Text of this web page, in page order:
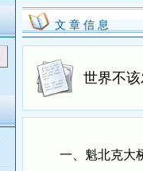
文 章 信 息
世界不
一、魁北克大